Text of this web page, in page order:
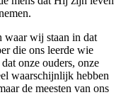
waar wij staan in dat
die ons leerde wie
onze ouders, onze
waarschijnlijk hebben
de meesten van ons